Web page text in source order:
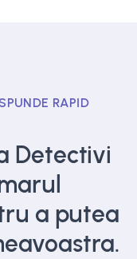
RAPID
Detectivi
a putea